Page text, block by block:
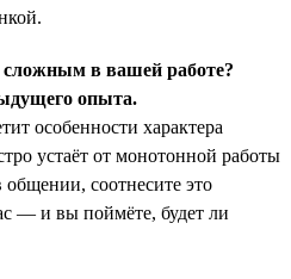
в вашей работе?
опыта.
особенности характера
устаёт от монотонной работы
соотнесите это
— и вы поймёте, будет ли